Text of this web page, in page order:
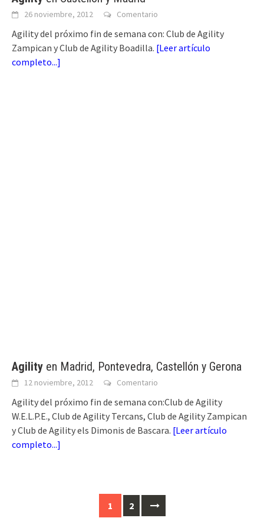
26 noviembre, 2012 Comentario
Agility del próximo fin de semana con: Club de Agility
Zampican y Club de Agility Boadilla. [Leer artículo
completo...]
Agility en Madrid, Pontevedra, Castellón y Gerona
12 noviembre, 2012 Comentario
Agility del próximo fin de semana con:Club de Agility
W.E.L.P.E., Club de Agility Tercans, Club de Agility Zampican
y Club de Agility els Dimonis de Bascara. [Leer artículo
completo...]
1 2